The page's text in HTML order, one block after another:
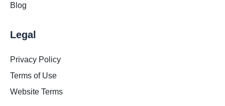
Blog
Legal
Privacy Policy
Terms of Use
Website Terms